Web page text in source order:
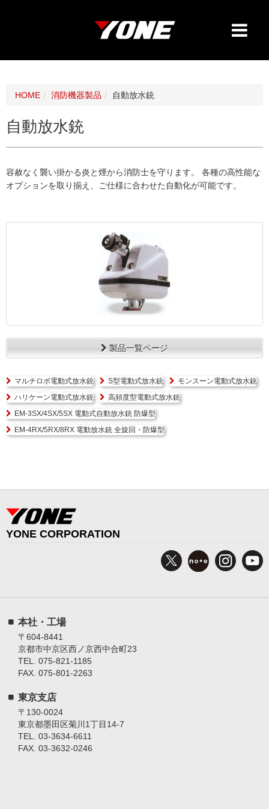
HOME 消防機器製品 自動放水銃
自動放水銃
容赦なく襲い掛かる炎と煙から消防士を守ります。 各種の高性能な
オプションを取り揃え、ご仕様に合わせた自動化が可能です。
製品一覧ページ
マルチロボ電動式放水銃 S型電動式放水銃
モンスーン電動式放水銃
ハリケーン電動式放水銃
高頻度型電動式放水銃
EM-3SX/4SX/5SX 電動式自動放水銃 防爆型
EM-4RX/5RX/8RX 電動放水銃 全旋回・防爆型
YONE CORPORATION
本社・工場
〒604-8441
京都市中京区西ノ京西中合町23
TEL. 075-821-1185
FAX. 075-801-2263
東京支店
〒130-0024
東京都墨田区菊川1丁目14-7
TEL. 03-3634-6611
FAX. 03-3632-0246